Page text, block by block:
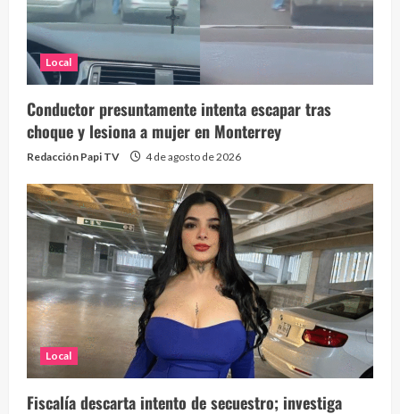
Local
Conductor presuntamente intenta escapar tras
choque y lesiona a mujer en Monterrey
Redacción Papi TV 4 de agosto de 2026
Local
Fiscalía descarta intento de secuestro; investiga